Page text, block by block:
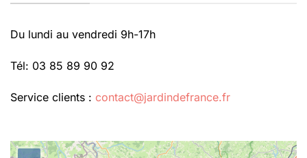
Du lundi au vendredi 9h-17h
Tél: 03 85 89 90 92
Service clients : contact@jardindefrance.fr